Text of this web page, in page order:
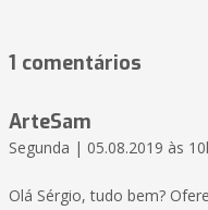
1 comentários
ArteSam
Segunda | 05.08.2019 às
Olá Sérgio, tudo bem?